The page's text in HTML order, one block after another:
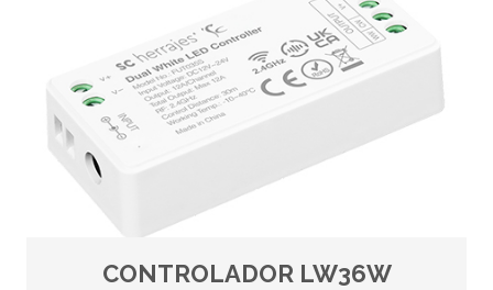
CONTROLADOR LW36W